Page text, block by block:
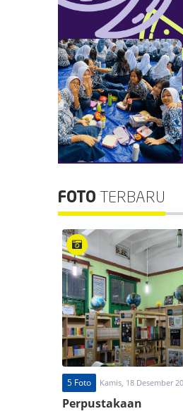
FOTO TERBARU
5 Foto Kamis, 18 Desember
Perpustakaan